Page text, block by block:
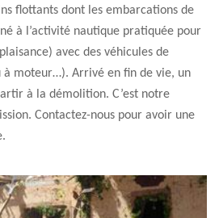
flottants dont les embarcations de
à l’activité nautique pratiquée pour
avec des véhicules de
à moteur…). Arrivé en fin de vie, un
à la démolition. C’est notre
Contactez-nous pour avoir une